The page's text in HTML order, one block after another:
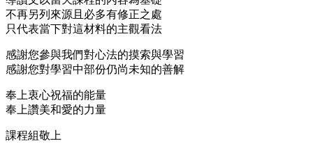
不再另列來源且必多有修正之處
只代表當下對這材料的主觀看法
感謝您參與我們對心法的摸索與學習
感謝您對學習中部份仍尚未知的善解
奉上衷心祝福的能量
奉上讚美和愛的力量
課程組敬上